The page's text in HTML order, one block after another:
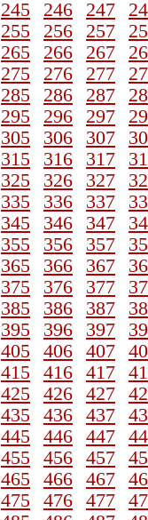
245 246 247
255 256 257
265 266 267
275 276 277
285 286 287
295 296 297
305 306 307
315 316 317
325 326 327
335 336 337
345 346 347
355 356 357
365 366 367
375 376 377
385 386 387
395 396 397
405 406 407
415 416 417
425 426 427
435 436 437
445 446 447
455 456 457
465 466 467
475 476 477